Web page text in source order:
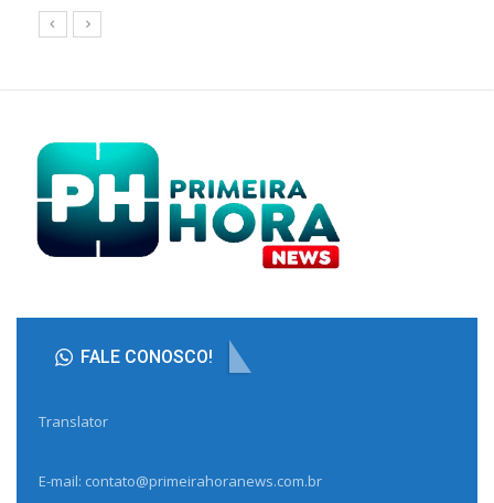
FALE CONOSCO!
Translator
E-mail: contato@primeirahoranews.com.br